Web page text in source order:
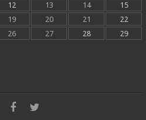
12 13 14
15
19 20 21
22
26 27 28
29